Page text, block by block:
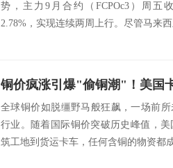
势，主力9月合约（FCPOc3）周五
2.78%，实现连续两周上行。尽管马来
全球铜价如脱缰野马般狂飙，一场前
行业。随着国际铜价突破历史峰值，
筑工地到货运卡车，任何含铜的物资都